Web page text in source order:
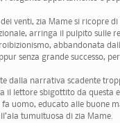
venti, zia Mame si ricopre
arringa il pulpito sulle
abbandonata
senza grande successo,
dalla narrativa scadente
il lettore sbigottito da questa
uomo, educato alle buone
tumultuosa di zia Mame.